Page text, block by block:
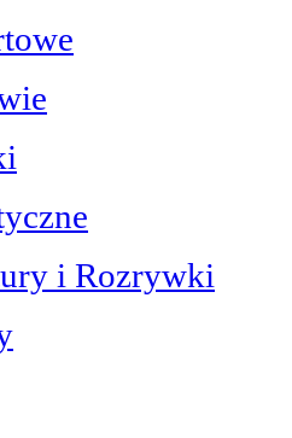
i Rozrywki